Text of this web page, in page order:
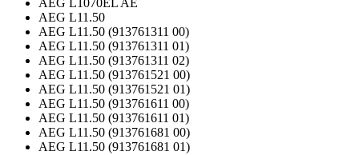
AEG L11.50
AEG L11.50 (913761311 00)
AEG L11.50 (913761311 01)
AEG L11.50 (913761311 02)
AEG L11.50 (913761521 00)
AEG L11.50 (913761521 01)
AEG L11.50 (913761611 00)
AEG L11.50 (913761611 01)
AEG L11.50 (913761681 00)
AEG L11.50 (913761681 01)